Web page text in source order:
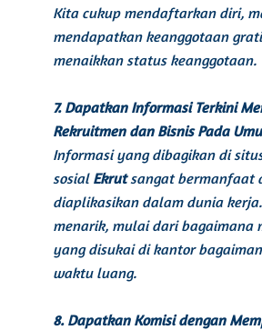
Kita cukup mendaftarkan diri,
mendapatkan keanggotaan
menaikkan status keanggotaan.
7. Dapatkan Informasi Terkini
Rekruitmen dan Bisnis Pada
Informasi yang dibagikan di
sosial Ekrutsangat bermanfaat
diaplikasikan dalam dunia
menarik, mulai dari bagaimana
yang disukai di kantor
waktu luang.
8. DapatkanKomisi dengan